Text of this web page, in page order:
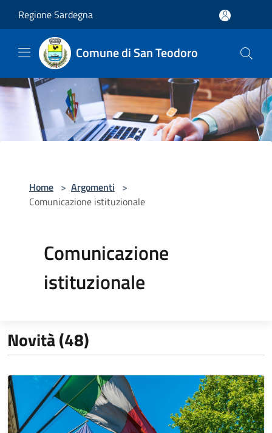
Regione Sardegna
Comune di San Teodoro
Home > Argomenti >
Comunicazione istituzionale
Comunicazione
istituzionale
Novità (48)